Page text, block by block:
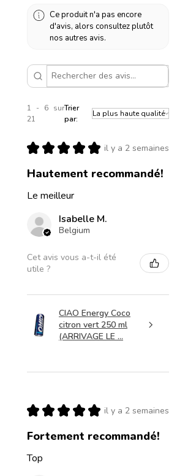
Ce produit n'a pas encore
d'avis, alors consultez plutôt
nos autres avis.
1 - 6 sur
21
Trier
par:
★ ★ ★ ★ ★ il y a 2 semaines
Hautement recommandé!
Le meilleur
Isabelle M.
Belgium
Cet avis vous a-t-il été
utile ?
CIAO Energy Coco
citron vert 250 ml
(ARRIVAGE LE ...
★ ★ ★ ★ ★ il y a 2 semaines
Fortement recommandé!
Top